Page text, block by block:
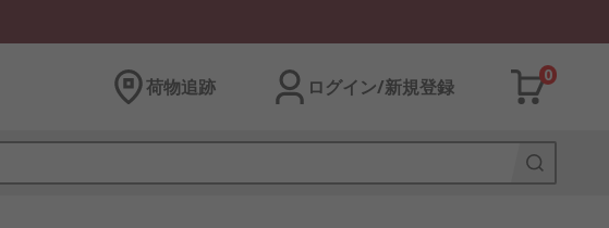
荷物追跡 ログイン/新規登録
0